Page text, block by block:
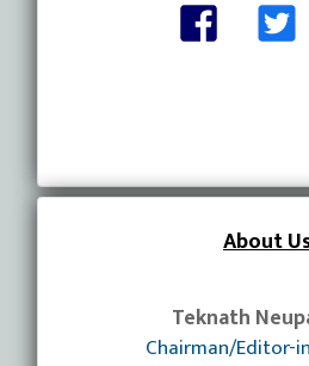
About
Teknath
Chairman/Editor-